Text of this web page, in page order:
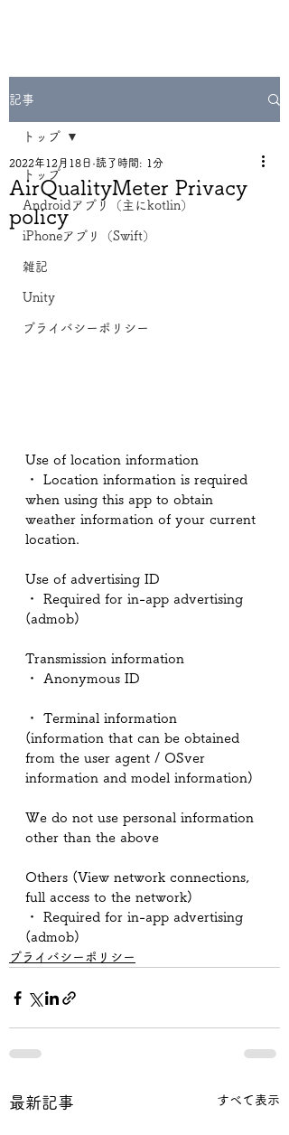
記事
トップ
Androidアプリ（主にkotlin）
iPhoneアプリ（Swift）
雑記
Unity
プライバシーポリシー
トップ
AirQualityMeter Privacy
policy
2022年12月18日 読了時間: 1分
Use of location information
・ Location information is required
when using this app to obtain
weather information of your current
location.
Use of advertising ID
・ Required for in-app advertising
(admob)
Transmission information
・ Anonymous ID
・ Terminal information
(information that can be obtained
from the user agent / OSver
information and model information)
We do not use personal information
other than the above
Others (View network connections,
full access to the network)
・ Required for in-app advertising
(admob)
プライバシーポリシー
最新記事 すべて表示